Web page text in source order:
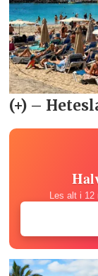
Les alt i